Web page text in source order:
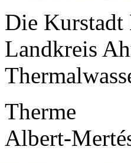
Die
Landkreis
Therme
Albert-